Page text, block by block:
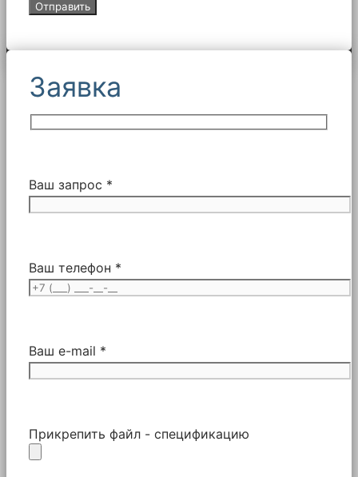
Заявка
Ваш запрос *
Ваш телефон *
Ваш e-mail *
Прикрепить файл - спецификацию